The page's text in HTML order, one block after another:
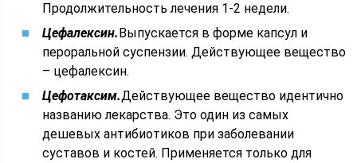
Продолжительность лечения 1-2 недели.
Цефалексин.Выпускается в форме капсул и
пероральной суспензии. Действующее вещество
– цефалексин.
Цефотаксим.Действующее вещество идентично
названию лекарства. Это один из самых
дешевых антибиотиков при заболевании
суставов и костей. Применяется только для